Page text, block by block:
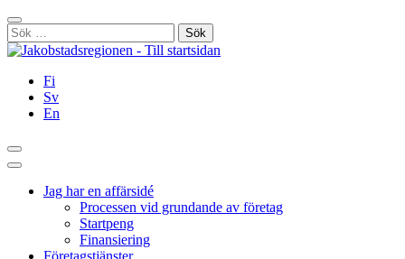
Hoppa
till
innehållet
Stäng
Sök
efter:
Fi
Sv
En
Sök
Huvudmeny
Jag har en affärsidé
Processen vid grundande av företag
Startpeng
Finansiering
Företagstjänster